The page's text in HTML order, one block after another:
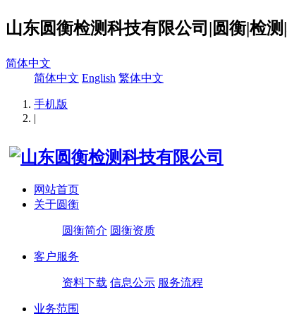
山东圆衡检测科技有限公司|圆衡|检
简体中文
简体中文 English 繁体中文
手机版
|
网站首页
关于圆衡
圆衡简介 圆衡资质
客户服务
资料下载 信息公示 服务流程
业务范围